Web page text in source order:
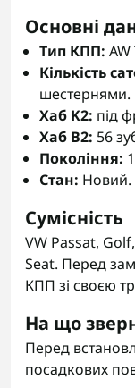
Основні
Тип КПП: AW
Кількість
шестернями.
Хаб K2: під
Хаб B2: 56
Покоління:
Стан: Новий.
Сумісність
VW Passat,
Seat. Перед
КПП зі своєю
На що
Перед
посадкових